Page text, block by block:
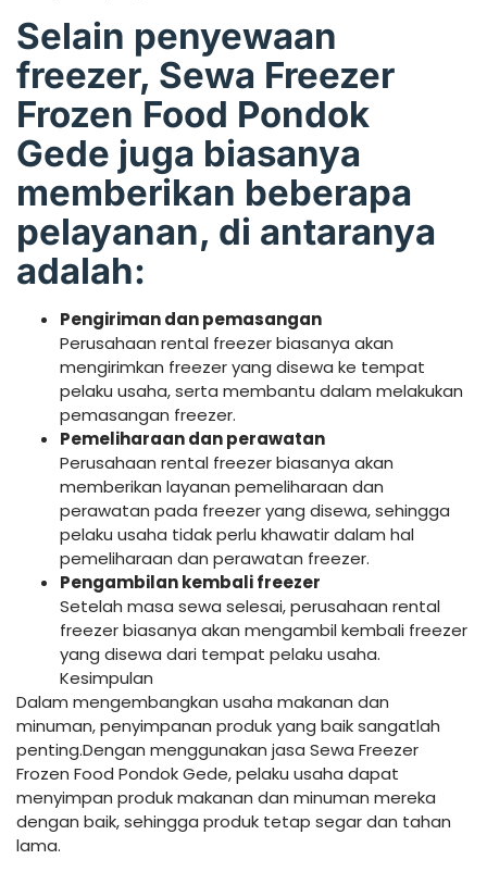
Selain penyewaan
freezer, Sewa Freezer
Frozen Food Pondok
Gede juga biasanya
memberikan beberapa
pelayanan, di antaranya
adalah:
Pengiriman dan pemasangan
Perusahaan rental freezer biasanya akan
mengirimkan freezer yang disewa ke tempat
pelaku usaha, serta membantu dalam melakukan
pemasangan freezer.
Pemeliharaan dan perawatan
Perusahaan rental freezer biasanya akan
memberikan layanan pemeliharaan dan
perawatan pada freezer yang disewa, sehingga
pelaku usaha tidak perlu khawatir dalam hal
pemeliharaan dan perawatan freezer.
Pengambilan kembali freezer
Setelah masa sewa selesai, perusahaan rental
freezer biasanya akan mengambil kembali freezer
yang disewa dari tempat pelaku usaha.
Kesimpulan
Dalam mengembangkan usaha makanan dan
minuman, penyimpanan produk yang baik sangatlah
penting.Dengan menggunakan jasa Sewa Freezer
Frozen Food Pondok Gede, pelaku usaha dapat
menyimpan produk makanan dan minuman mereka
dengan baik, sehingga produk tetap segar dan tahan
lama.